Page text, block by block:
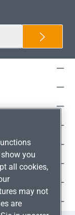
you
all cookies,
may not
are